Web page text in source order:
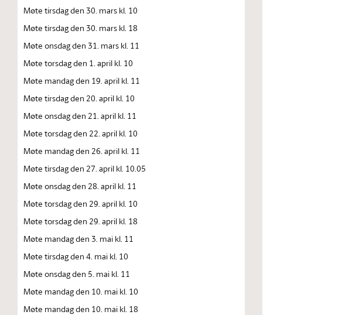
Møte tirsdag den 30. mars kl. 10
Møte tirsdag den 30. mars kl. 18
Møte onsdag den 31. mars kl. 11
Møte torsdag den 1. april kl. 10
Møte mandag den 19. april kl. 11
Møte tirsdag den 20. april kl. 10
Møte onsdag den 21. april kl. 11
Møte torsdag den 22. april kl. 10
Møte mandag den 26. april kl. 11
Møte tirsdag den 27. april kl. 10.05
Møte onsdag den 28. april kl. 11
Møte torsdag den 29. april kl. 10
Møte torsdag den 29. april kl. 18
Møte mandag den 3. mai kl. 11
Møte tirsdag den 4. mai kl. 10
Møte onsdag den 5. mai kl. 11
Møte mandag den 10. mai kl. 10
Møte mandag den 10. mai kl. 18